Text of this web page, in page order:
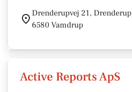
Drenderupvej 21, Drenderup
6580 Vamdrup
Active Reports ApS